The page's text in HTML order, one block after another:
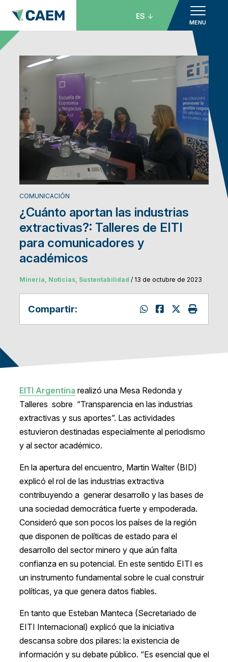
MENU
ES
COMUNICACIÓN
¿Cuánto aportan las industrias
extractivas?: Talleres de EITI
para comunicadores y
académicos
Mineria, Noticias, Sustentabilidad / 13 de octubre de 2023
Compartir:
EITI Argentina realizó una Mesa Redonda y
Talleres sobre “Transparencia en las industrias
extractivas y sus aportes”. Las actividades
estuvieron destinadas especialmente al periodismo
y al sector académico.
En la apertura del encuentro, Martin Walter (BID)
explicó el rol de las industrias extractiva
contribuyendo a generar desarrollo y las bases de
una sociedad democrática fuerte y empoderada.
Consideró que son pocos los países de la región
que disponen de políticas de estado para el
desarrollo del sector minero y que aún falta
confianza en su potencial. En este sentido EITI es
un instrumento fundamental sobre le cual construir
políticas, ya que genera datos fiables.
En tanto que Esteban Manteca (Secretariado de
EITI Internacional) explicó que la iniciativa
descansa sobre dos pilares: la existencia de
información y su debate público. “Es esencial que el